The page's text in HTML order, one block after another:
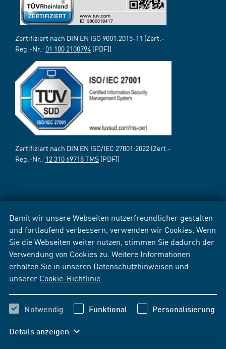
Damit wir unsere Webseiten nutzerfreundlicher gestalten
und fortlaufend verbessern, verwenden wir Cookies. Wenn
Sie die Webseiten weiter nutzen, stimmen Sie dadurch der
Verwendung von Cookies zu. Weitere Informationen
erhalten Sie in unseren Datenschutzhinweisen und
unserer Cookie-Richtlinie
Notwendig Funktional Personalisierung
Details anzeigen
Zertifiziert nach DIN EN ISO 9001:2015-11 (Zert.-
Reg.-Nr.: 01 100 2100794 [PDF])
Zertifiziert nach DIN EN ISO/IEC 27001:2022 (Zert.-
Reg.-Nr.: 12 310 69718 TMS [PDF])